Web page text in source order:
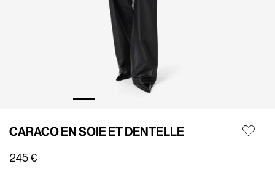
CARACO EN SOIE ET DENTELLE
245 €